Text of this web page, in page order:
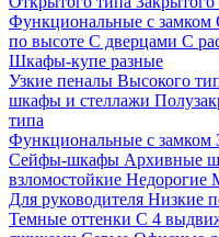
Функциональные с замком
по высоте С дверцами С
Шкафы-купе разные
Узкие пеналы Высокого
шкафы и стеллажи
типа
Функциональные с замком
Сейфы-шкафы Архивные
взломостойкие Недорогие
Для руководителя Низкие
Темные оттенки С 4